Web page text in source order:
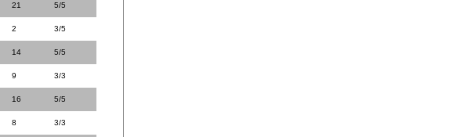
21 5/5
2 3/5
14 5/5
9 3/3
16 5/5
8 3/3